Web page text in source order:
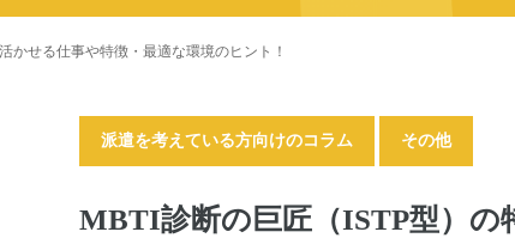
かせる仕事や特徴・最適な環境のヒント！
派遣を考えている方向けのコラム その他
MBTI診断の巨匠（ISTP型）の